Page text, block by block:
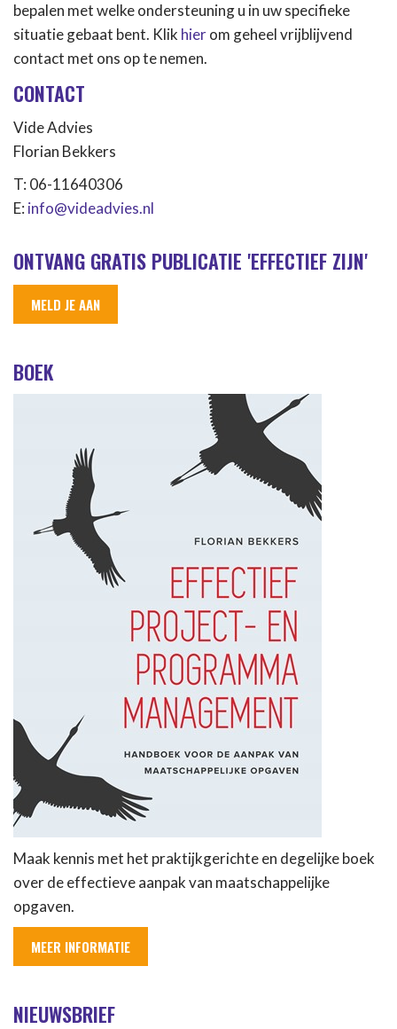
bepalen met welke ondersteuning u in uw specifieke
situatie gebaat bent. Klik hierom geheel vrijblijvend
contact met ons op te nemen.
CONTACT
Vide Advies
Florian Bekkers
T: 06-11640306
E: info@videadvies.nl
ONTVANG GRATIS PUBLICATIE 'EFFECTIEF ZIJN'
MELD JE AAN
BOEK
Maak kennis met het praktijkgerichte en degelijke boek
over de effectieve aanpak van maatschappelijke
opgaven.
MEER INFORMATIE
NIEUWSBRIEF